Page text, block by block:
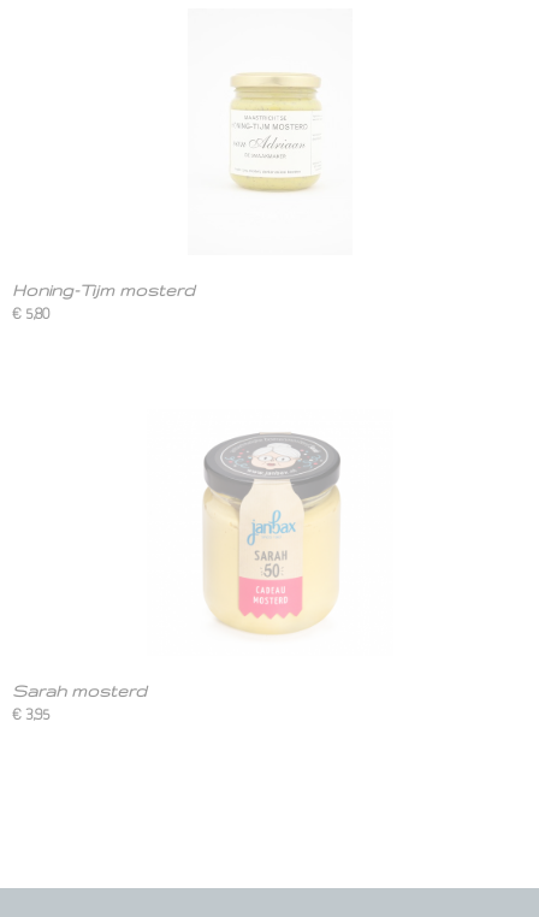
Honing-Tijm mosterd
€ 5,80
Sarah mosterd
€ 3,95